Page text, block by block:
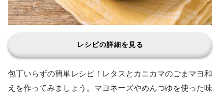
レシピの詳細を見る
包丁いらずの簡単レシピ！レタスとカニカマのごまマヨ和
えを作ってみましょう。マヨネーズやめんつゆを使った味